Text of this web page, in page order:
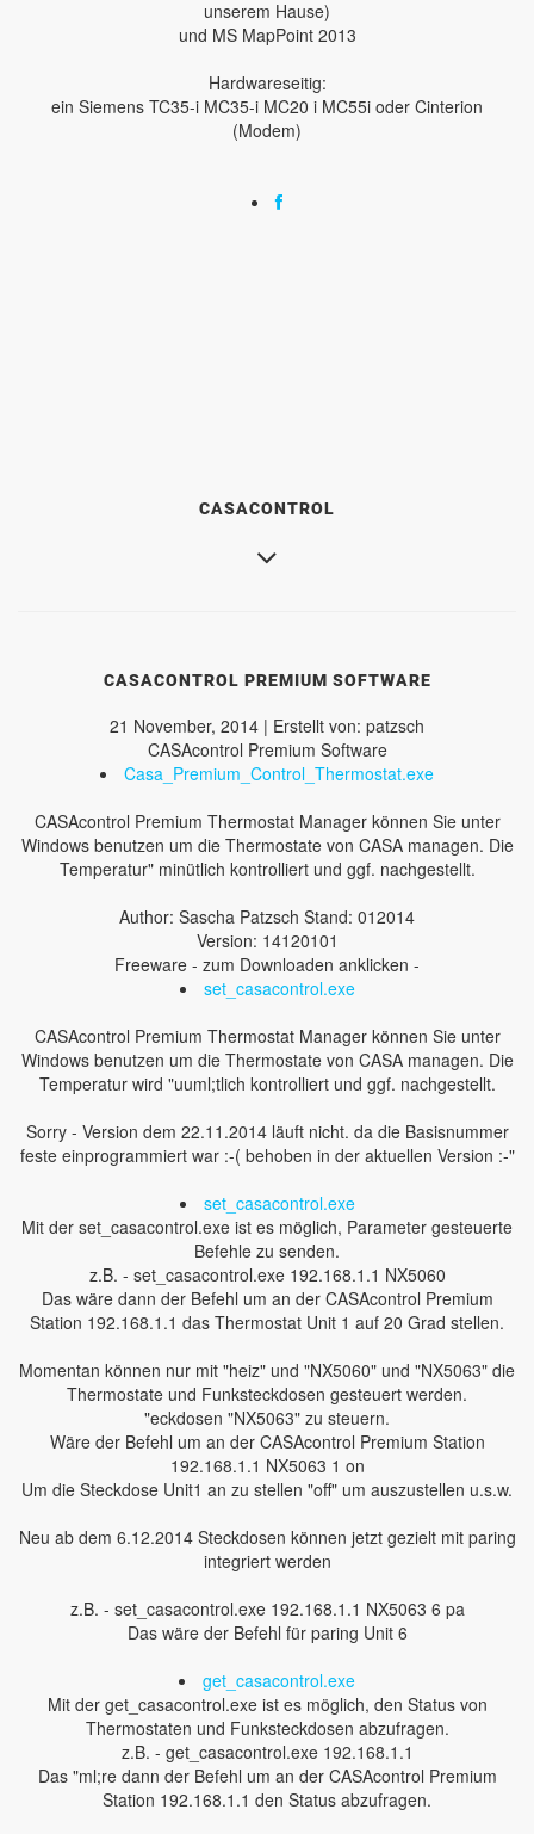
unserem Hause)
und MS MapPoint 2013
Hardwareseitig:
ein Siemens TC35-i MC35-i MC20 i MC55i oder Cinterion
(Modem)
CASACONTROL
CASACONTROL PREMIUM SOFTWARE
21 November, 2014 | Erstellt von: patzsch
CASAcontrol Premium Software
Casa_Premium_Control_Thermostat.exe
CASAcontrol Premium Thermostat Manager können Sie unter
Windows benutzen um die Thermostate von CASA managen. Die
Temperatur" minütlich kontrolliert und ggf. nachgestellt.
Author: Sascha Patzsch Stand: 012014
Version: 14120101
Freeware - zum Downloaden anklicken -
set_casacontrol.exe
CASAcontrol Premium Thermostat Manager können Sie unter
Windows benutzen um die Thermostate von CASA managen. Die
Temperatur wird "uuml;tlich kontrolliert und ggf. nachgestellt.
Sorry - Version dem 22.11.2014 läuft nicht. da die Basisnummer
feste einprogrammiert war :-( behoben in der aktuellen Version :-"
set_casacontrol.exe
Mit der set_casacontrol.exe ist es möglich, Parameter gesteuerte
Befehle zu senden.
z.B. - set_casacontrol.exe 192.168.1.1 NX5060
Das wäre dann der Befehl um an der CASAcontrol Premium
Station 192.168.1.1 das Thermostat Unit 1 auf 20 Grad stellen.
Momentan können nur mit "heiz" und "NX5060" und "NX5063" die
Thermostate und Funksteckdosen gesteuert werden.
"eckdosen "NX5063" zu steuern.
Wäre der Befehl um an der CASAcontrol Premium Station
192.168.1.1 NX5063 1 on
Um die Steckdose Unit1 an zu stellen "off" um auszustellen u.s.w.
Neu ab dem 6.12.2014 Steckdosen können jetzt gezielt mit paring
integriert werden
z.B. - set_casacontrol.exe 192.168.1.1 NX5063 6 pa
Das wäre der Befehl für paring Unit 6
get_casacontrol.exe
Mit der get_casacontrol.exe ist es möglich, den Status von
Thermostaten und Funksteckdosen abzufragen.
z.B. - get_casacontrol.exe 192.168.1.1
Das "ml;re dann der Befehl um an der CASAcontrol Premium
Station 192.168.1.1 den Status abzufragen.